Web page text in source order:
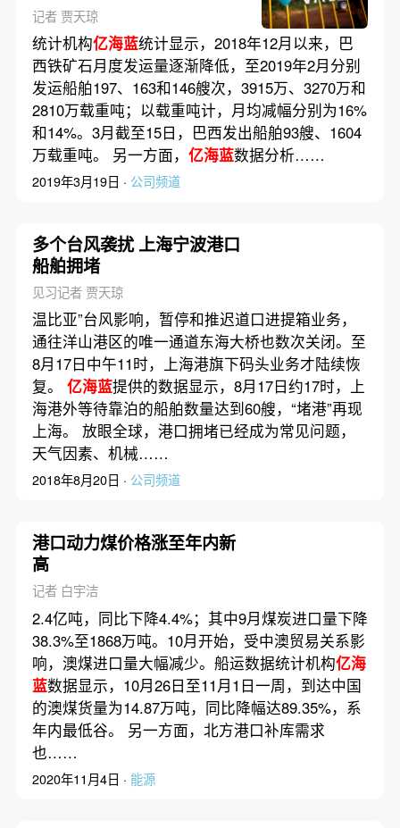
记者 贾天琼
统计机构亿海蓝统计显示，2018年12月以来，巴
西铁矿石月度发运量逐渐降低，至2019年2月分别
发运船舶197、163和146艘次，3915万、3270万和
2810万载重吨；以载重吨计，月均减幅分别为16%
和14%。3月截至15日，巴西发出船舶93艘、1604
万载重吨。 另一方面， 亿海蓝数据分析……
2019年3月19日 · 公司频道
多个台风袭扰 上海宁波港口
船舶拥堵
见习记者 贾天琼
温比亚”台风影响，暂停和推迟道口进提箱业务，
通往洋山港区的唯一通道东海大桥也数次关闭。至
8月17日中午11时，上海港旗下码头业务才陆续恢
复。 亿海蓝提供的数据显示，8月17日约17时，上
海港外等待靠泊的船舶数量达到60艘，“堵港”再现
上海。 放眼全球，港口拥堵已经成为常见问题，
天气因素、机械……
2018年8月20日 · 公司频道
港口动力煤价格涨至年内新
高
记者 白宇洁
2.4亿吨，同比下降4.4%；其中9月煤炭进口量下降
38.3%至1868万吨。10月开始，受中澳贸易关系影
响，澳煤进口量大幅减少。船运数据统计机构亿海
蓝数据显示，10月26日至11月1日一周，到达中国
的澳煤货量为14.87万吨，同比降幅达89.35%，系
年内最低谷。 另一方面，北方港口补库需求
也……
2020年11月4日 · 能源